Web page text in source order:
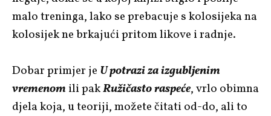
malo treninga, lako se prebacuje s kolosijeka na
kolosijek ne brkajući pritom likove i radnje.
Dobar primjer je U potrazi za izgubljenim
vremenom ili pakRužičasto raspeće, vrlo obimna
djela koja, u teoriji, možete čitati od-do, ali to